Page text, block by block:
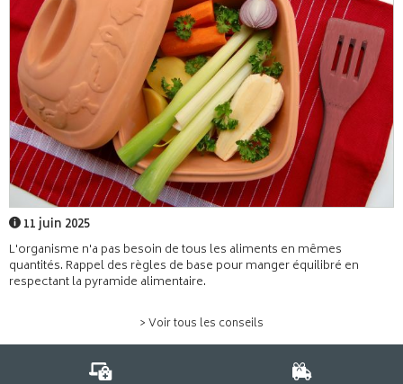
11 juin 2025
L'organisme n'a pas besoin de tous les aliments en mêmes
quantités. Rappel des règles de base pour manger équilibré en
respectant la pyramide alimentaire.
> Voir tous les conseils